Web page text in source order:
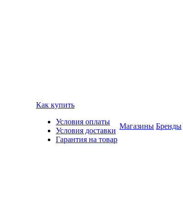
Как купить
Условия оплаты
Условия доставки
Гарантия на товар
Магазины Бренды